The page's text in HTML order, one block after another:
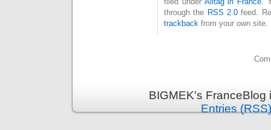
through the RSS 2.0 feed.
trackback from your own site.
BIGMEK's
Entries (RSS)